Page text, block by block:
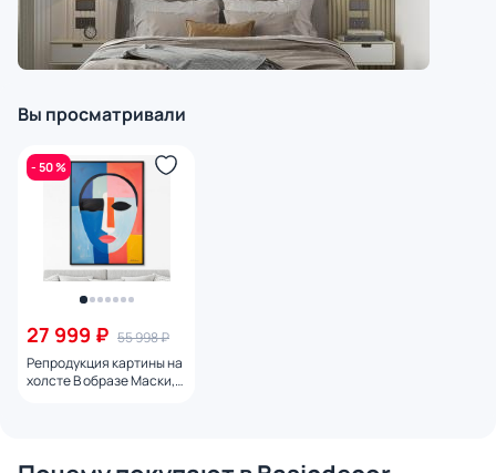
Вы просматривали
- 50 %
27 999 ₽ 55 998 ₽
Репродукция картины на
холсте В образе Маски,